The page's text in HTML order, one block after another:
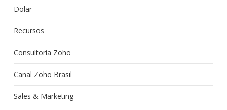
Dolar
Recursos
Consultoria Zoho
Canal Zoho Brasil
Sales & Marketing